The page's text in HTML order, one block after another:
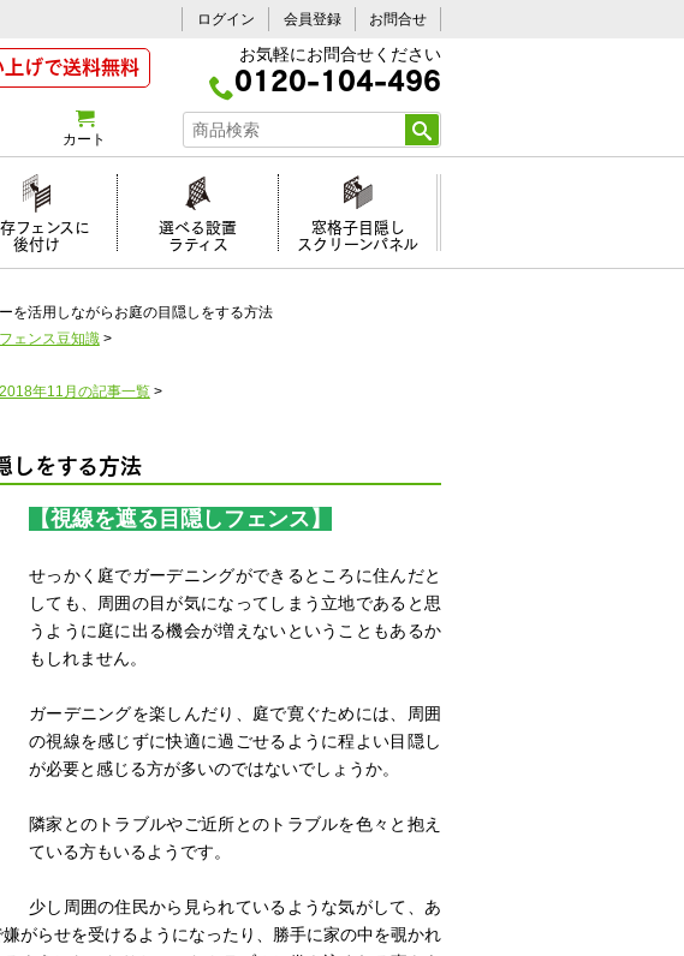
ログイン 会員登録 お問合せ
げで送料無料 お気軽にお問合せください
0120-104-496
カート
フェンスに
後付け
選べる設置
ラティス
窓格子目隠し
スクリーンパネル
を活用しながらお庭の目隠しをする方法
ェンス豆知識 >
2018年11月の記事一覧 >
しをする方法
【視線を遮る目隠しフェンス】
せっかく庭でガーデニングができるところに住んだと
しても、周囲の目が気になってしまう立地であると思
うように庭に出る機会が増えないということもあるか
もしれません。
ガーデニングを楽しんだり、庭で寛ぐためには、周囲
の視線を感じずに快適に過ごせるように程よい目隠し
が必要と感じる方が多いのではないでしょうか。
隣家とのトラブルやご近所とのトラブルを色々と抱え
ている方もいるようです。
少し周囲の住民から見られているような気がして、あ
がらせを受けるようになったり、勝手に家の中を覗かれ